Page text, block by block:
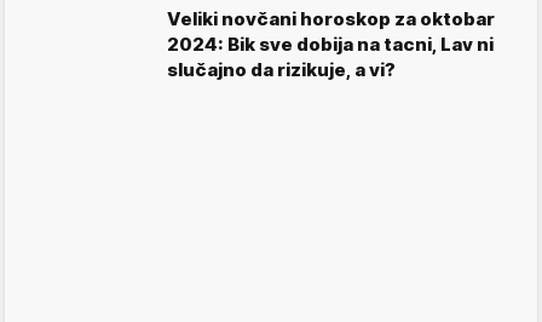
Veliki novčani horoskop za oktobar
2024: Bik sve dobija na tacni, Lav ni
slučajno da rizikuje, a vi?